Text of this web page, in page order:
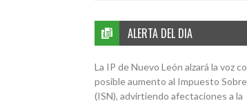
ALERTA DEL DIA
La IP de Nuevo León alzará la voz
posible aumento al Impuesto
(ISN), advirtiendo afectaciones a la